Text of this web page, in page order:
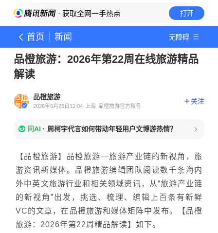
· 获取全网一手热点 打开
首页 新闻 无障碍
品橙旅游：2026年第22周在线旅游精品
解读
品橙旅游
2026年5月25日12:04 上海 品橙旅游官方账号
关注
问AI · 周柯宇代言如何带动年轻用户文博游热情？
【品橙旅游】品橙旅游—旅游产业链的新视角，旅
游资讯新媒体。品橙旅游编辑团队阅读数千条海内
外中英文旅游行业和相关领域资讯，从“旅游产业链
的新视角”出发，挑选、梳理、编辑上百条有新鲜
VC的文章，在品橙旅游和媒体矩阵中发布。【品橙
旅游：2026年第22周精品解读】如下。